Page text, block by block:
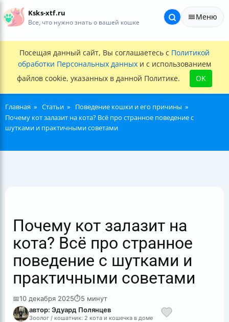
Ksks-xtf.ru
Все, что нужно знать о вашей кошке
Меню
Посещая данный сайт, Вы соглашаетесь с Политикой
обработки Персональных данных и с использованием
файлов cookie, указанных в данной Политике.
OK
Главная Статьи
Поведение кошки и его причины
Почему кот залазит на кота? Всё про странное поведение с
шутками и практичными советами
Почему кот залазит на
кота? Всё про странное
поведение с шутками и
практичными советами
📅10 декабря 2025⏱5 минут
автор: Эдуард Полянцев
Зоолог / кошатник: 2 кота и кошечка в доме